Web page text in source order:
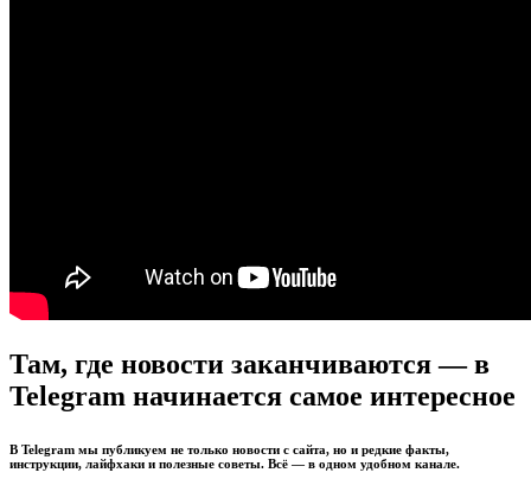
Там, где новости заканчиваются — в
Telegram начинается самое интересное
В Telegram мы публикуем не только новости с сайта, но и редкие факты,
инструкции, лайфхаки и полезные советы. Всё — в одном удобном канале.